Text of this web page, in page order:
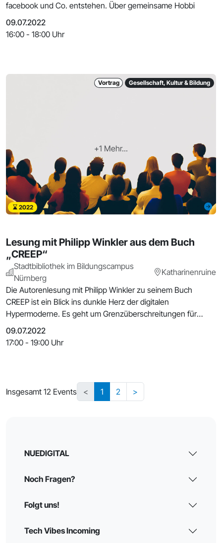
facebook und Co. entstehen. Über gemeinsame Hobbi
09.07.2022
16:00 - 18:00 Uhr
+1 Mehr...
Vortrag Gesellschaft, Kultur & Bildung
2022
Lesung mit Philipp Winkler aus dem Buch
„CREEP“
Stadtbibliothek im Bildungscampus
Nürnberg
Katharinenruine
Die Autorenlesung mit Philipp Winkler zu seinem Buch
CREEP ist ein Blick ins dunkle Herz der digitalen
Hypermoderne. Es geht um Grenzüberschreitungen für
Kontro
09.07.2022
17:00 - 19:00 Uhr
Insgesamt 12 Events < 1 2 >
NUEDIGITAL
Noch Fragen?
Folgt uns!
Tech Vibes Incoming